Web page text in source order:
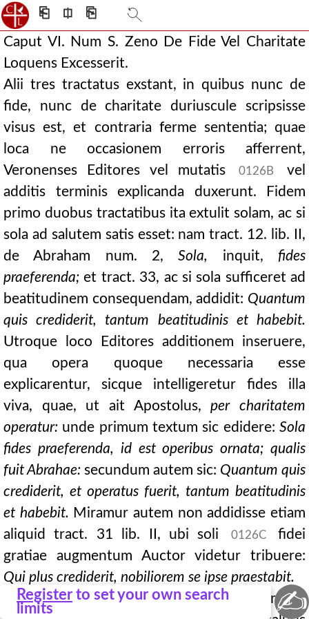
⎗ ⎅ ⎘
Caput VI. Num S. Zeno De Fide Vel Charitate
Loquens Excesserit.
Alii tres tractatus exstant, in quibus nunc de
fide, nunc de charitate duriuscule scripsisse
visus est, et contraria ferme sententia; quae
loca ne occasionem erroris afferrent,
Veronenses Editores vel mutatis
0126B
vel
additis terminis explicanda duxerunt. Fidem
primo duobus tractatibus ita extulit solam, ac si
sola ad salutem satis esset: nam tract. 12. lib. II,
de Abraham num. 2,Sola, inquit, fides
praeferenda; et tract. 33, ac si sola sufficeret ad
beatitudinem consequendam, addidit: Quantum
quis crediderit, tantum beatitudinis et habebit.
Utroque loco Editores additionem inseruere,
qua opera quoque necessaria esse
explicarentur, sicque intelligeretur fides illa
viva, quae, ut ait Apostolus,per charitatem
operatur: unde primum textum sic edidere: Sola
fides praeferenda, id est operibus ornata; qualis
fuit Abrahae: secundum autem sic: Quantum quis
crediderit, et operatus fuerit, tantum beatitudinis
et habebit. Miramur autem non addidisse etiam
aliquid tract. 31 lib. II, ubi soli
0126C
fidei
gratiae augmentum Auctor videtur tribuere:
Qui plus crediderit, nobiliorem se ipse praestabit.
Si porro hisce in locis fidem Zeno nimium
Register to set your own search
limits
✍